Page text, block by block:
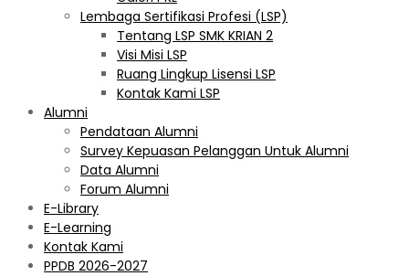
Lembaga Sertifikasi Profesi (LSP)
Tentang LSP SMK KRIAN 2
Visi Misi LSP
Ruang Lingkup Lisensi LSP
Kontak Kami LSP
Alumni
Pendataan Alumni
Survey Kepuasan Pelanggan Untuk Alumni
Data Alumni
Forum Alumni
E-Library
E-Learning
Kontak Kami
PPDB 2026-2027